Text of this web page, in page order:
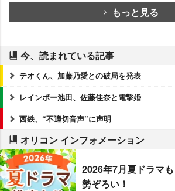
もっと見る
今、読まれている記事
テオくん、加藤乃愛との破局を発表
レインボー池田、佐藤佳奈と電撃婚
西鉄、“不適切音声”に声明
オリコン インフォメーション
2026年7月夏ドラマ
勢ぞろい！